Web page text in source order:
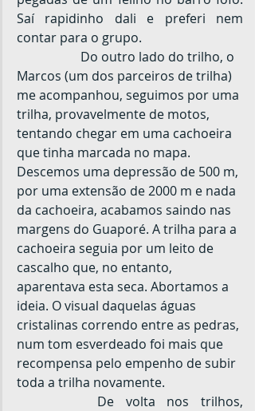
Saí rapidinho dali e preferi nem
contar para o grupo.
Marcos (um dos parceiros de trilha)
me acompanhou, seguimos por uma
trilha, provavelmente de motos,
tentando chegar em uma cachoeira
que tinha marcada no mapa.
Descemos uma depressão de 500 m,
por uma extensão de 2000 m e nada
da cachoeira, acabamos saindo nas
margens do Guaporé. A trilha para a
cachoeira seguia por um leito de
cascalho que, no entanto,
aparentava esta seca. Abortamos a
ideia. O visual daquelas águas
cristalinas correndo entre as pedras,
num tom esverdeado foi mais que
recompensa pelo empenho de subir
toda a trilha novamente.